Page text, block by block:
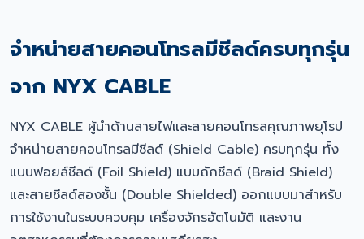
จำหน่ายสายคอนโทรลมีชีลด์ครบทุกรุ่น
จาก NYX CABLE
NYX CABLE ผู้นำด้านสายไฟและสายคอนโทรลคุณภาพยุโรป
จำหน่ายสายคอนโทรลมีชีลด์ (Shield Cable) ครบทุกรุ่น ทั้ง
แบบฟอยล์ชีลด์ (Foil Shield) แบบถักชีลด์ (Braid Shield)
และสายชีลด์สองชั้น (Double Shielded) ออกแบบมาสำหรับ
การใช้งานในระบบควบคุม เครื่องจักรอัตโนมัติ และงาน